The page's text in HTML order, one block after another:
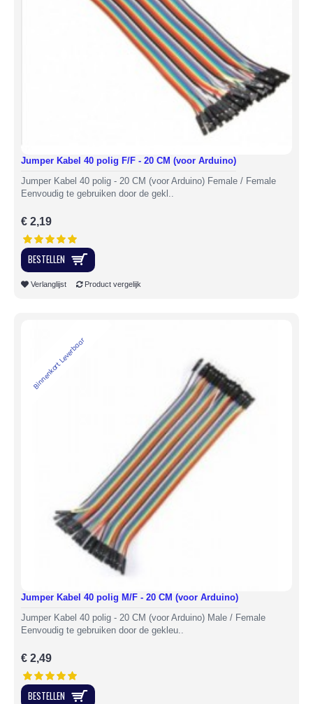
Jumper Kabel 40 polig F/F - 20 CM (voor Arduino)
Jumper Kabel 40 polig - 20 CM (voor Arduino) Female / Female
Eenvoudig te gebruiken door de gekl..
€ 2,19
BESTELLEN
Verlanglijst Product vergelijk
Binnenkort Leverbaar
Jumper Kabel 40 polig M/F - 20 CM (voor Arduino)
Jumper Kabel 40 polig - 20 CM (voor Arduino) Male / Female
Eenvoudig te gebruiken door de gekleu..
€ 2,49
BESTELLEN